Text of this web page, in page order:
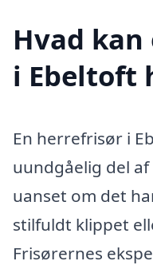
Hvad
i Ebeltoft
En herrefrisør i
uundgåelig del
uanset om det
stilfuldt klippet
Frisørernes